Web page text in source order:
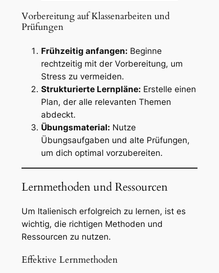
Vorbereitung auf Klassenarbeiten und
Prüfungen
Frühzeitig anfangen: Beginne
rechtzeitig mit der Vorbereitung, um
Stress zu vermeiden.
Strukturierte Lernpläne: Erstelle einen
Plan, der alle relevanten Themen
abdeckt.
Übungsmaterial: Nutze
Übungsaufgaben und alte Prüfungen,
um dich optimal vorzubereiten.
Lernmethoden und Ressourcen
Um Italienisch erfolgreich zu lernen, ist es
wichtig, die richtigen Methoden und
Ressourcen zu nutzen.
Effektive Lernmethoden